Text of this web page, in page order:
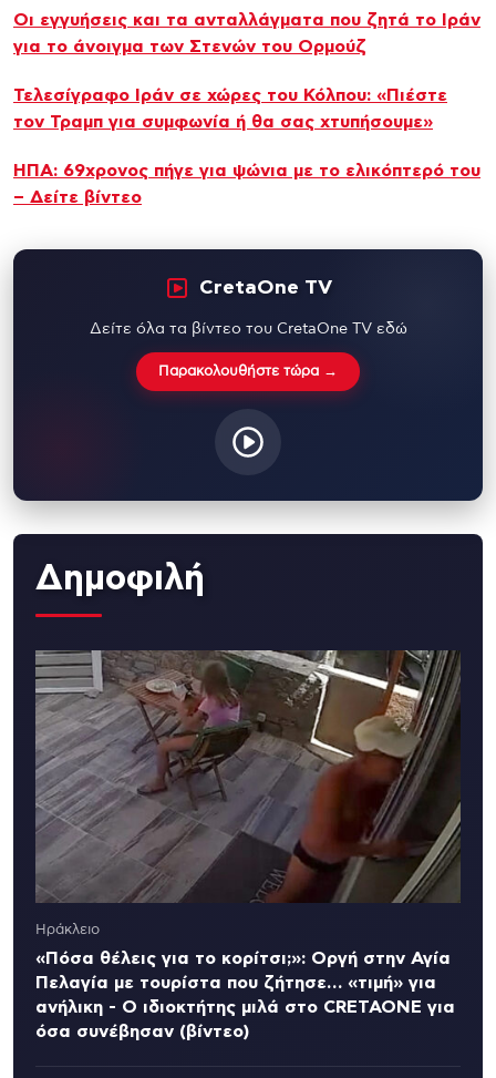
Οι εγγυήσεις και τα ανταλλάγματα που ζητά το Ιράν
για το άνοιγμα των Στενών του Ορμούζ
Τελεσίγραφο Ιράν σε χώρες του Κόλπου: «Πιέστε
τον Τραμπ για συμφωνία ή θα σας χτυπήσουμε»
ΗΠΑ: 69χρονος πήγε για ψώνια με το ελικόπτερό του
– Δείτε βίντεο
CretaOne TV
Δείτε όλα τα βίντεο του CretaOne TV εδώ
Παρακολουθήστε τώρα →
Δημοφιλή
Ηράκλειο
«Πόσα θέλεις για το κορίτσι;»: Οργή στην Αγία
Πελαγία με τουρίστα που ζήτησε… «τιμή» για
ανήλικη - Ο ιδιοκτήτης μιλά στο CRETAONE για
όσα συνέβησαν (βίντεο)